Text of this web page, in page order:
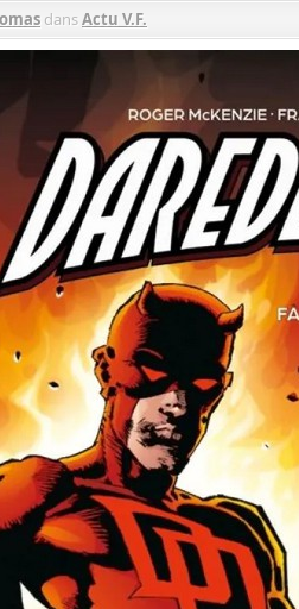
dansActu V.F.